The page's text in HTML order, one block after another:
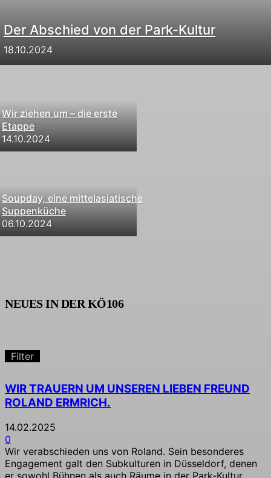
Der Abschied von der Park-Kultur
18.10.2024
Wir ziehen um – die erste
Etappe
14.10.2024
Soupday, eine mittelasiatische
Suppenküche
06.10.2024
NEUES IN DER KÖ106
Filter
WIR TRAUERN UM UNSEREN LIEBEN FREUND
ROLAND ERMRICH.
14.02.2025
0
Wir verabschieden uns von Roland. Sein besonderes
Engagement galt den Subkulturen in Düsseldorf, denen
er sowohl Bühnen als auch Räume in der Park-Kultur